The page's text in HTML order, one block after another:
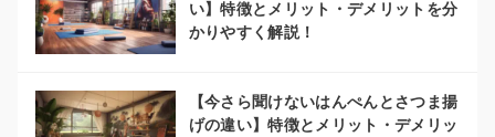
い】特徴とメリット・デメリットを分
かりやすく解説！
【今さら聞けないはんぺんとさつま揚
げの違い】特徴とメリット・デメリッ